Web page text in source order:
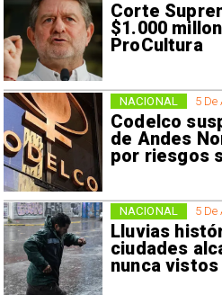
Corte
$1.000
ProCultura
5 De
Codelco
de Andes
por riesgos
NACIONAL
5 De
Lluvias
ciudades
nunca vistos
NACIONAL